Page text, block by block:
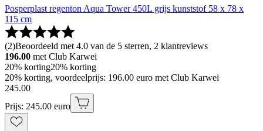
Posperplast regenton Aqua Tower 450L grijs kunststof 58 x 78 x
115 cm
(2)Beoordeeld met 4.0 van de 5 sterren, 2 klantreviews
196.00 met Club Karwei
20% korting20% korting
20% korting, voordeelprijs: 196.00 euro met Club Karwei
245.00
Prijs: 245.00 euro